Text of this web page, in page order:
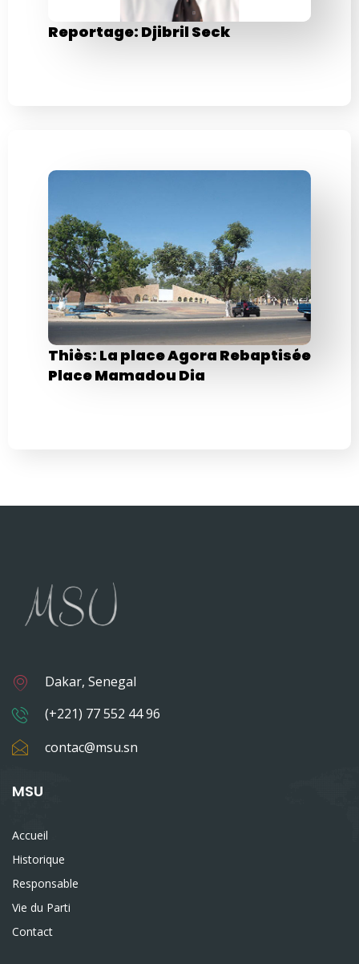
Reportage: Djibril Seck
Thiès: La place Agora Rebaptisée
Place Mamadou Dia
Dakar, Senegal
(+221) 77 552 44 96
contac@msu.sn
MSU
Accueil
Historique
Responsable
Vie du Parti
Contact